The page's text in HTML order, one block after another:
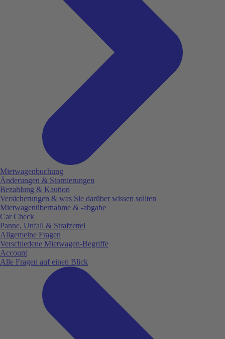
Mietwagenbuchung
Änderungen & Stornierungen
Bezahlung & Kaution
Versicherungen & was Sie darüber wissen sollten
Mietwagenübernahme & -abgabe
Car Check
Panne, Unfall & Strafzettel
Allgemeine Fragen
Verschiedene Mietwagen-Begriffe
Account
Alle Fragen auf einen Blick